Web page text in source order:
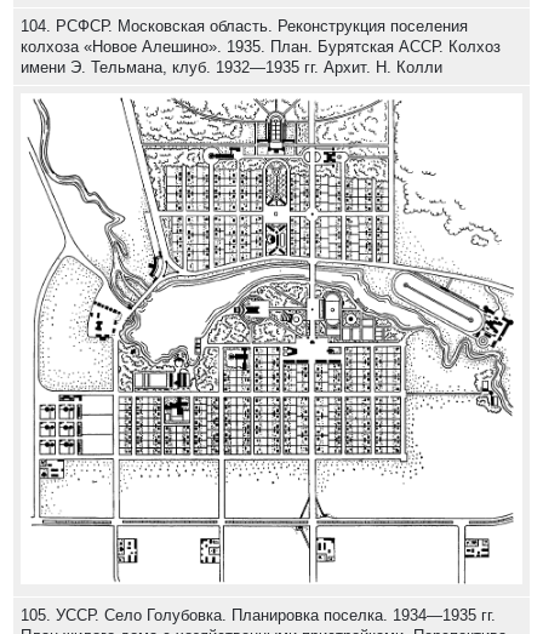
104. РСФСР. Московская область. Реконструкция поселения
колхоза «Новое Алешино». 1935. План. Бурятская АССР. Колхоз
имени Э. Тельмана, клуб. 1932—1935 гг. Архит. Н. Колли
105. УССР. Село Голубовка. Планировка поселка. 1934—1935 гг.